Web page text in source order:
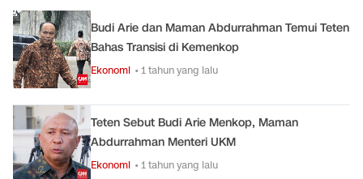
Budi Arie dan Maman Abdurrahman Temui Teten
Bahas Transisi di Kemenkop
Ekonomi • 1 tahun yang lalu
Teten Sebut Budi Arie Menkop, Maman
Abdurrahman Menteri UKM
Ekonomi • 1 tahun yang lalu